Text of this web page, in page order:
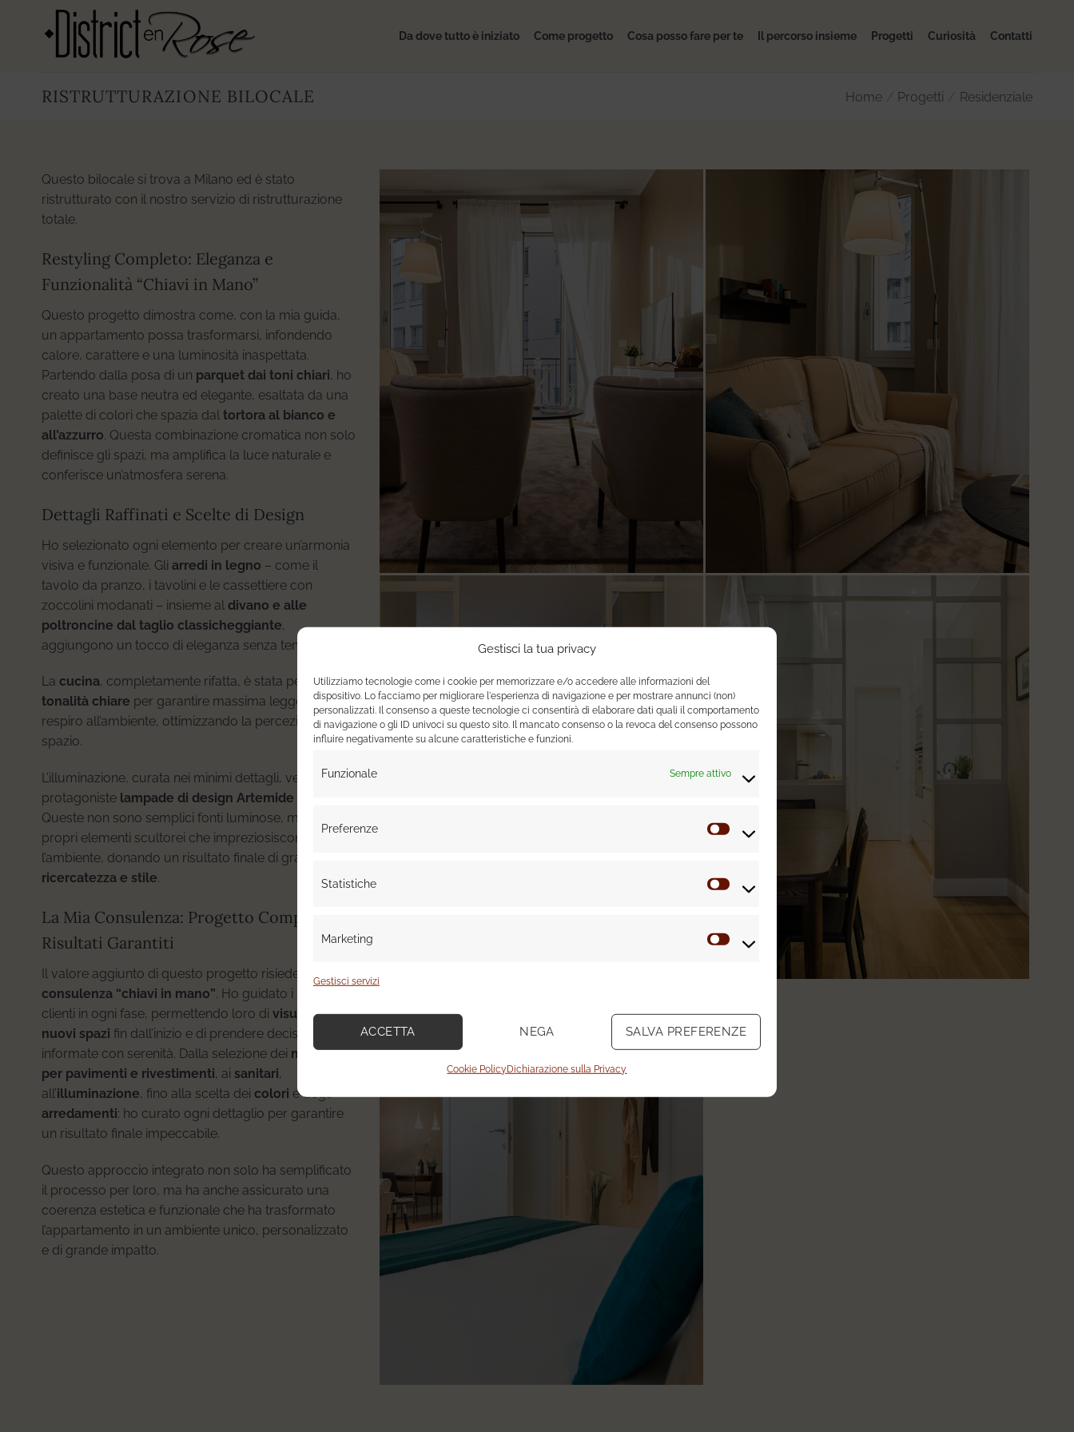
Gestisci la tua privacy
Utilizziamo tecnologie come i cookie per memorizzare e/o accedere alle informazioni del
dispositivo. Lo facciamo per migliorare l'esperienza di navigazione e per mostrare annunci (non)
personalizzati. Il consenso a queste tecnologie ci consentirà di elaborare dati quali il comportamento
di navigazione o gli ID univoci su questo sito. Il mancato consenso o la revoca del consenso possono
influire negativamente su alcune caratteristiche e funzioni.
Funzionale Sempre attivo
Preferenze
Preferenze
Statistiche
Statistiche
Marketing
Marketing
Gestisci servizi
ACCETTA NEGA SALVA PREFERENZE
Cookie PolicyDichiarazione sulla Privacy
Da dove tutto è iniziato Come progetto Cosa posso fare per te Il percorso insieme Progetti Curiosità Contatti
RISTRUTTURAZIONE BILOCALE Home Progetti Residenziale
Questo bilocale si trova a Milano ed è stato
ristrutturato con il nostro servizio di ristrutturazione
totale.
Restyling Completo: Eleganza e
Funzionalità “Chiavi in Mano”
Questo progetto dimostra come, con la mia guida,
un appartamento possa trasformarsi, infondendo
calore, carattere e una luminosità inaspettata.
Partendo dalla posa di un parquet dai toni chiari, ho
creato una base neutra ed elegante, esaltata da una
palette di colori che spazia dal tortora al bianco e
all’azzurro. Questa combinazione cromatica non solo
definisce gli spazi, ma amplifica la luce naturale e
conferisce un’atmosfera serena.
Dettagli Raffinati e Scelte di Design
Ho selezionato ogni elemento per creare un’armonia
visiva e funzionale. Gli arredi in legno – come il
tavolo da pranzo, i tavolini e le cassettiere con
zoccolini modanati – insieme al divano e alle
poltroncine dal taglio classicheggiante,
aggiungono un tocco di eleganza senza tempo.
La cucina, completamente rifatta, è stata pensata in
tonalità chiare per garantire massima leggerezza e
respiro all’ambiente, ottimizzando la percezione dello
spazio.
L’illuminazione, curata nei minimi dettagli, vede
protagoniste lampade di design Artemide e Flos
Queste non sono semplici fonti luminose, ma veri e
propri elementi scultorei che impreziosiscono
l’ambiente, donando un risultato finale di grande
ricercatezza e stile.
La Mia Consulenza: Progetto Completo e
Risultati Garantiti
Il valore aggiunto di questo progetto risiede nella mia
consulenza “chiavi in mano”. Ho guidato i miei
clienti in ogni fase, permettendo loro di visualizzare i
nuovi spazi fin dall’inizio e di prendere decisioni
informate con serenità. Dalla selezione dei materiali
per pavimenti e rivestimenti, ai sanitari,
all’illuminazione, fino alla scelta dei colori e degli
arredamenti: ho curato ogni dettaglio per garantire
un risultato finale impeccabile.
Questo approccio integrato non solo ha semplificato
il processo per loro, ma ha anche assicurato una
coerenza estetica e funzionale che ha trasformato
l’appartamento in un ambiente unico, personalizzato
e di grande impatto.